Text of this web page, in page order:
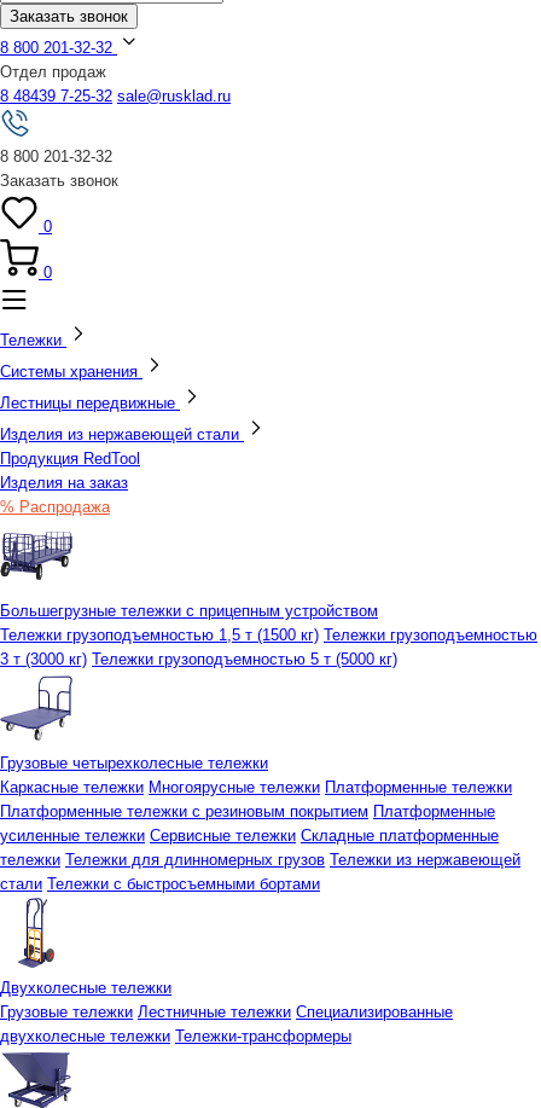
Заказать звонок
8 800 201-32-32
Отдел продаж
8 48439 7-25-32 sale@rusklad.ru
8 800 201-32-32
Заказать звонок
0
0
Тележки
Системы хранения
Лестницы передвижные
Изделия из нержавеющей стали
Продукция RedTool
Изделия на заказ
% Распродажа
Большегрузные тележки с прицепным устройством
Тележки грузоподъемностью 1,5 т (1500 кг) Тележки грузоподъемностью
3 т (3000 кг) Тележки грузоподъемностью 5 т (5000 кг)
Грузовые четырехколесные тележки
Каркасные тележки Многоярусные тележки Платформенные тележки
Платформенные тележки с резиновым покрытием Платформенные
усиленные тележки Сервисные тележки Складные платформенные
тележки Тележки для длинномерных грузов Тележки из нержавеющей
стали Тележки с быстросъемными бортами
Двухколесные тележки
Грузовые тележки Лестничные тележки Специализированные
двухколесные тележки Тележки-трансформеры